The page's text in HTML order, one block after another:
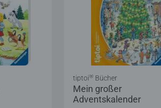
Mein großer
Adventskalender
tiptoi® Bücher